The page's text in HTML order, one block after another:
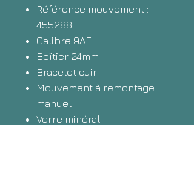
Référence mouvement :
455288
Calibre 9AF
Boîtier 24mm
Bracelet cuir
Mouvement à remontage
manuel
Verre minéral